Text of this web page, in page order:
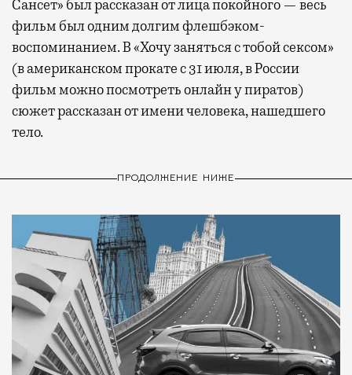
Сансет» был рассказан от лица покойного — весь
фильм был одним долгим флешбэком-
воспоминанием. В «Хочу заняться с тобой сексом»
(в американском прокате с 31 июля, в России
фильм можно посмотреть онлайн у пиратов)
сюжет рассказан от имени человека, нашедшего
тело.
ПРОДОЛЖЕНИЕ НИЖЕ